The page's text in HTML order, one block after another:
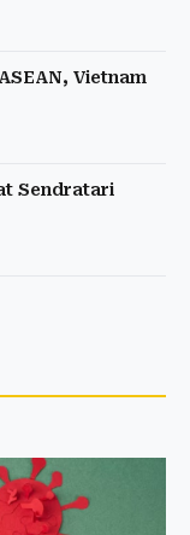
Vietnam
Sendratari